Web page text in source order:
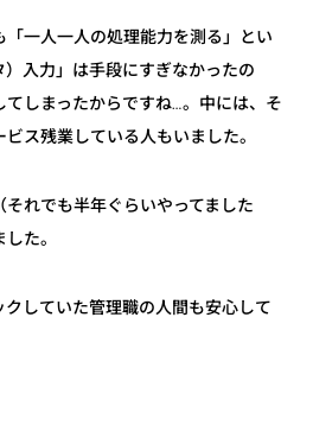
一人一人の処理能力を測る」とい
入力」は手段にすぎなかったの
しまったからですね…。中には、そ
ス残業している人もいました。
れでも半年ぐらいやってました
た。
していた管理職の人間も安心して